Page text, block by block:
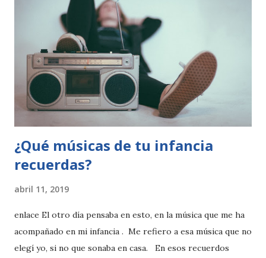
¿Qué músicas de tu infancia
recuerdas?
abril 11, 2019
enlace El otro día pensaba en esto, en la música que me ha
acompañado en mi infancia . Me refiero a esa música que no
elegí yo, si no que sonaba en casa. En esos recuerdos